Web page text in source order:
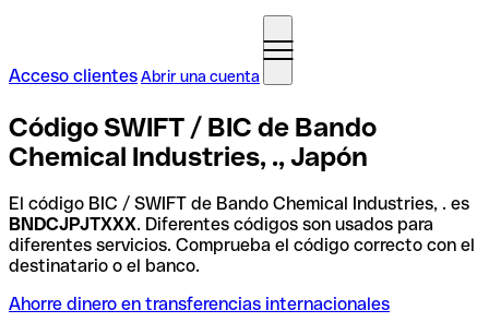
Acceso clientesAbrir una cuenta
Código SWIFT / BIC de Bando
Chemical Industries, ., Japón
El código BIC / SWIFT de Bando Chemical Industries, . es
BNDCJPJTXXX. Diferentes códigos son usados para
diferentes servicios. Comprueba el código correcto con el
destinatario o el banco.
Ahorre dinero en transferencias internacionales